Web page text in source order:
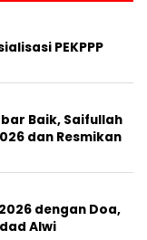
PEKPPP
Baik, Saifullah
dan Resmikan
dengan Doa,
Alwi